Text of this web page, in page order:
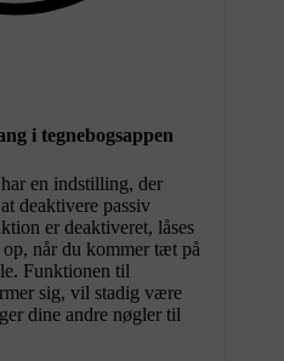
i tegnebogsappen
en indstilling, der
deaktivere passiv
er deaktiveret, låses
når du kommer tæt på
Funktionen til
sig, vil stadig være
dine andre nøgler til